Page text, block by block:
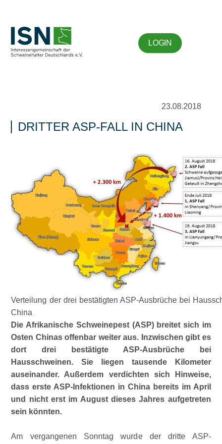
LOGIN
23.08.2018
DRITTER ASP-FALL IN CHINA
Verteilung der drei bestätigten ASP-Ausbrüche bei
China
Die Afrikanische Schweinepest (ASP) breitet sich im
Osten Chinas offenbar weiter aus. Inzwischen gibt es
dort drei bestätigte ASP-Ausbrüche bei
Hausschweinen. Sie liegen tausende Kilometer
auseinander. Außerdem verdichten sich Hinweise,
dass erste ASP-Infektionen in China bereits im April
und nicht erst im August dieses Jahres aufgetreten
sein könnten.
Am vergangenen Sonntag wurde der dritte ASP-